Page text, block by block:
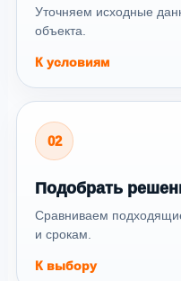
Уточняем исходные
объекта.
К условиям
02
Подобрать
Сравниваем
и срокам.
К выбору